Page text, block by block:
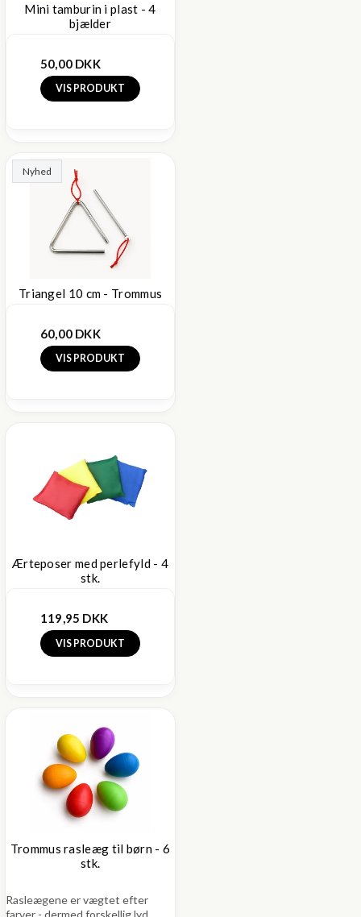
Mini tamburin i plast - 4
bjælder
50,00 DKK
VIS PRODUKT
Nyhed
Triangel 10 cm - Trommus
60,00 DKK
VIS PRODUKT
Ærteposer med perlefyld - 4
stk.
119,95 DKK
VIS PRODUKT
Trommus rasleæg til børn - 6
stk.
Rasleægene er vægtet efter
farver - dermed forskellig lyd